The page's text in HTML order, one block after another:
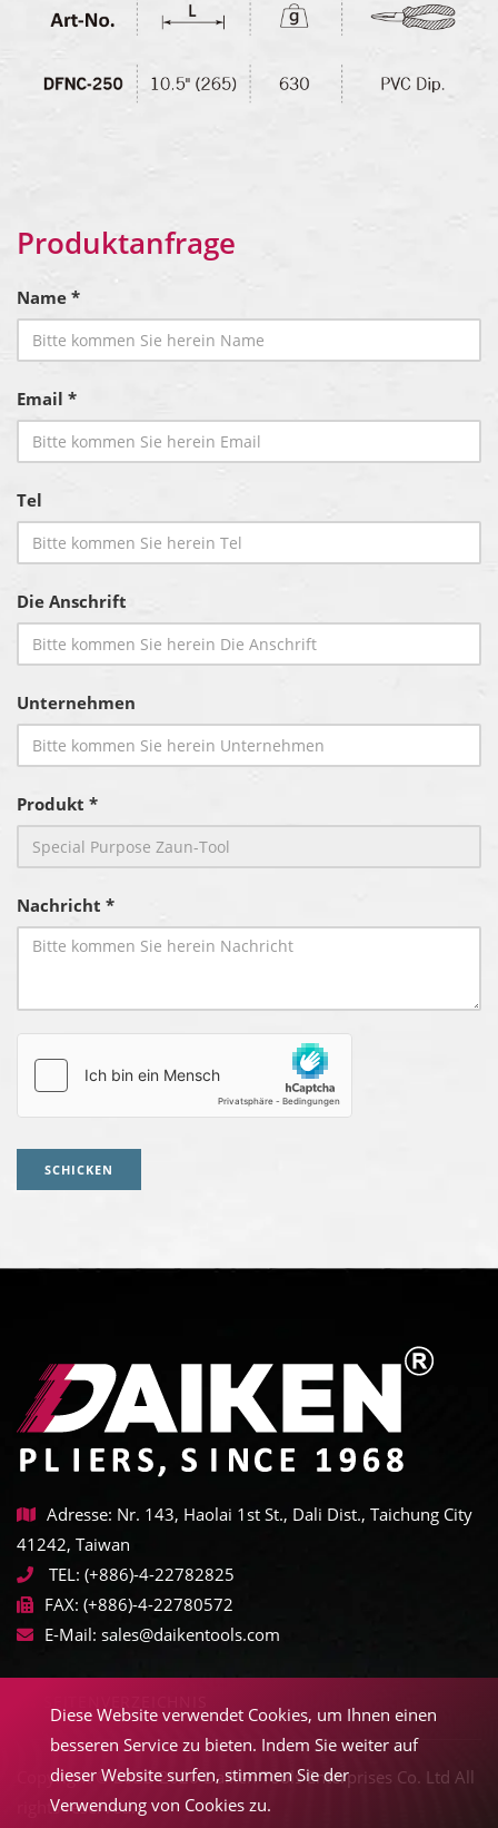
Produktanfrage
Name *
Email *
Tel
Die Anschrift
Unternehmen
Produkt *
Nachricht *
SCHICKEN
Adresse: Nr. 143, Haolai 1st St., Dali Dist., Taichung City
41242, Taiwan
TEL: (+886)-4-22782825
FAX: (+886)-4-22780572
E-Mail: sales@daikentools.com
Copyright © 2022-2026 Daiken Tools Enterprises Co. Ltd All
rights reserved.
Diese Website verwendet Cookies, um Ihnen einen
besseren Service zu bieten. Indem Sie weiter auf
dieser Website surfen, stimmen Sie der
Verwendung von Cookies zu.